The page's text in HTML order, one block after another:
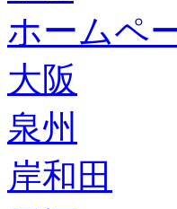
ホームペ
大阪
泉州
岸和田